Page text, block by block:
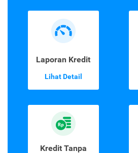
Laporan Kredit
Lihat Detail
Kredit Tanpa